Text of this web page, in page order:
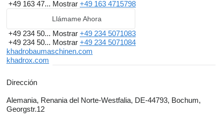
+49 163 47... Mostrar +49 163 4715798
Llámame Ahora
+49 234 50... Mostrar +49 234 5071083
+49 234 50... Mostrar +49 234 5071084
khadrobaumaschinen.com
khadrox.com
Dirección
Alemania, Renania del Norte-Westfalia, DE-44793, Bochum,
Georgstr.12